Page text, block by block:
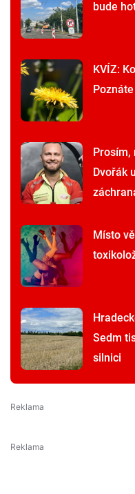
bude
KVÍZ:
Dvořák
Místo
Sedm
silnici